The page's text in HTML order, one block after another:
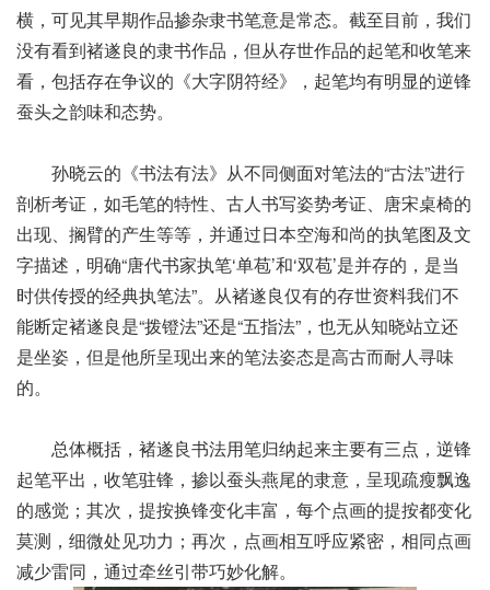
横，可见其早期作品掺杂隶书笔意是常态。截至目前，我们
没有看到褚遂良的隶书作品，但从存世作品的起笔和收笔来
看，包括存在争议的《大字阴符经》，起笔均有明显的逆锋
蚕头之韵味和态势。
孙晓云的《书法有法》从不同侧面对笔法的“古法”进行
剖析考证，如毛笔的特性、古人书写姿势考证、唐宋桌椅的
出现、搁臂的产生等等，并通过日本空海和尚的执笔图及文
字描述，明确“唐代书家执笔‘单苞’和‘双苞’是并存的，是当
时供传授的经典执笔法”。从褚遂良仅有的存世资料我们不
能断定褚遂良是“拨镫法”还是“五指法”，也无从知晓站立还
是坐姿，但是他所呈现出来的笔法姿态是高古而耐人寻味
的。
总体概括，褚遂良书法用笔归纳起来主要有三点，逆锋
起笔平出，收笔驻锋，掺以蚕头燕尾的隶意，呈现疏瘦飘逸
的感觉；其次，提按换锋变化丰富，每个点画的提按都变化
莫测，细微处见功力；再次，点画相互呼应紧密，相同点画
减少雷同，通过牵丝引带巧妙化解。